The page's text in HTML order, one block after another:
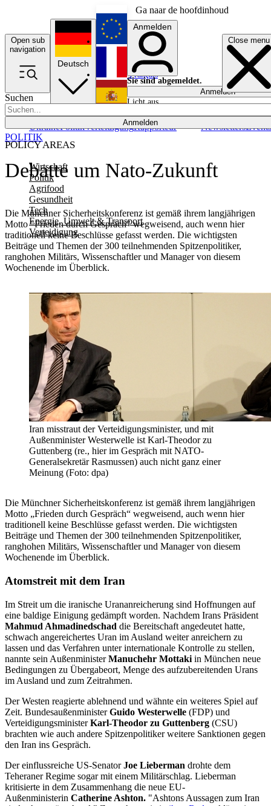
Ga naar de hoofdinhoud
Open sub
navigation
Close menu
Suchen
Anmelden
POLICY AREAS
Wirtschaft
Politik
Agrifood
Gesundheit
Tech
Energie, Umwelt & Transport
Verteidigung
UkrainePolitikVerteidigungRapporteur NewslettersEvents
Deutsch
English
Français
Anmelden
Sie sind abgemeldet.
Anmelden
Licht aus
Debatte um Nato-Zukunft
Die Münchner Sicherheitskonferenz ist gemäß ihrem langjährigen
Motto "Frieden durch Gespräch" wegweisend, auch wenn hier
traditionell keine Beschlüsse gefasst werden. Die wichtigsten
Beiträge und Themen der 300 teilnehmenden Spitzenpolitiker,
ranghohen Militärs, Wissenschaftler und Manager von diesem
Wochenende im Überblick.
POLITIK
Iran misstraut der Verteidigungsminister, und mit
Außenminister Westerwelle ist Karl-Theodor zu
Guttenberg (re., hier im Gespräch mit NATO-
Generalsekretär Rasmussen) auch nicht ganz einer
Meinung (Foto: dpa)
Die Münchner Sicherheitskonferenz ist gemäß ihrem langjährigen
Motto „Frieden durch Gespräch“ wegweisend, auch wenn hier
traditionell keine Beschlüsse gefasst werden. Die wichtigsten
Beiträge und Themen der 300 teilnehmenden Spitzenpolitiker,
ranghohen Militärs, Wissenschaftler und Manager von diesem
Wochenende im Überblick.
Atomstreit mit dem Iran
Im Streit um die iranische Urananreicherung sind Hoffnungen auf
eine baldige Einigung gedämpft worden. Nachdem Irans Präsident
Mahmud Ahmadinedschad die Bereitschaft angedeutet hatte,
schwach angereichertes Uran im Ausland weiter anreichern zu
lassen und das Verfahren unter internationale Kontrolle zu stellen,
nannte sein AußenministerManuchehr Mottaki in München neue
Bedingungen zu Übergabeort, Menge des aufzubereitenden Urans
im Ausland und zum Zeitrahmen.
Der Westen reagierte ablehnend und wähnte ein weiteres Spiel auf
Zeit. BundesaußenministerGuido Westerwelle (FDP) und
Verteidigungsminister Karl-Theodor zu Guttenberg (CSU)
brachten wie auch andere Spitzenpolitiker weitere Sanktionen gegen
den Iran ins Gespräch.
Der einflussreiche US-SenatorJoe Lieberman drohte dem
Teheraner Regime sogar mit einem Militärschlag. Lieberman
kritisierte in dem Zusammenhang die neue EU-
Außenministerin Catherine Ashton. "Ashtons Aussagen zum Iran